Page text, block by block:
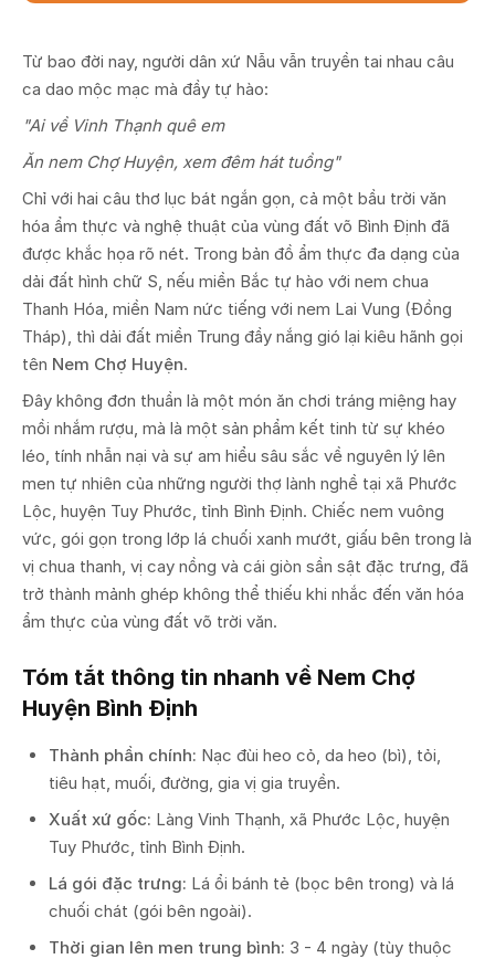
Từ bao đời nay, người dân xứ Nẫu vẫn truyền tai nhau câu
ca dao mộc mạc mà đầy tự hào:
"Ai về Vinh Thạnh quê em
Ăn nem Chợ Huyện, xem đêm hát tuồng"
Chỉ với hai câu thơ lục bát ngắn gọn, cả một bầu trời văn
hóa ẩm thực và nghệ thuật của vùng đất võ Bình Định đã
được khắc họa rõ nét. Trong bản đồ ẩm thực đa dạng của
dải đất hình chữ S, nếu miền Bắc tự hào với nem chua
Thanh Hóa, miền Nam nức tiếng với nem Lai Vung (Đồng
Tháp), thì dải đất miền Trung đầy nắng gió lại kiêu hãnh gọi
tên Nem Chợ Huyện.
Đây không đơn thuần là một món ăn chơi tráng miệng hay
mồi nhắm rượu, mà là một sản phẩm kết tinh từ sự khéo
léo, tính nhẫn nại và sự am hiểu sâu sắc về nguyên lý lên
men tự nhiên của những người thợ lành nghề tại xã Phước
Lộc, huyện Tuy Phước, tỉnh Bình Định. Chiếc nem vuông
vức, gói gọn trong lớp lá chuối xanh mướt, giấu bên trong là
vị chua thanh, vị cay nồng và cái giòn sần sật đặc trưng, đã
trở thành mảnh ghép không thể thiếu khi nhắc đến văn hóa
ẩm thực của vùng đất võ trời văn.
Tóm tắt thông tin nhanh về Nem Chợ
Huyện Bình Định
Thành phần chính: Nạc đùi heo cỏ, da heo (bì), tỏi,
tiêu hạt, muối, đường, gia vị gia truyền.
Xuất xứ gốc: Làng Vinh Thạnh, xã Phước Lộc, huyện
Tuy Phước, tỉnh Bình Định.
Lá gói đặc trưng: Lá ổi bánh tẻ (bọc bên trong) và lá
chuối chát (gói bên ngoài).
Thời gian lên men trung bình: 3 - 4 ngày (tùy thuộc